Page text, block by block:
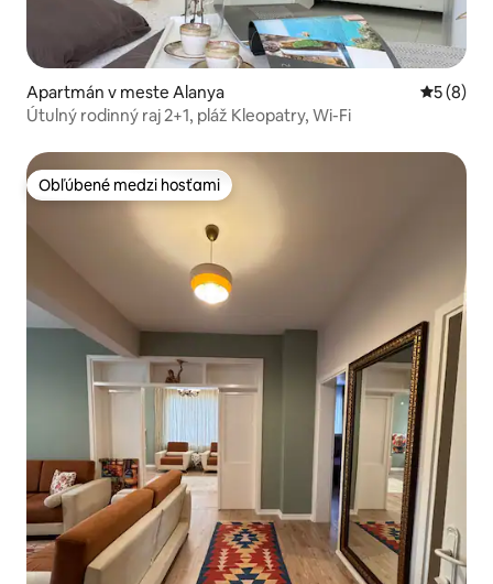
Apartmán v meste Alanya
5 (8)
Útulný rodinný raj 2+1, pláž Kleopatry, Wi-Fi
Obľúbené medzi hosťami
Obľúbené medzi hosťami